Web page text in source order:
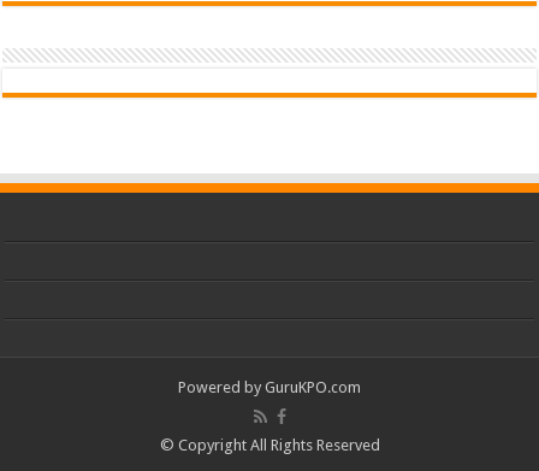
Powered by GuruKPO.com
© Copyright All Rights Reserved